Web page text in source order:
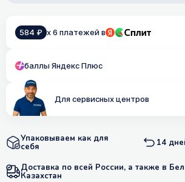
584 ₽ x 6 платежей в
баллы Яндекс Плюс
Для сервисных центров
Упаковываем как для
себя 14
Доставка по всей России, а также в
Казахстан